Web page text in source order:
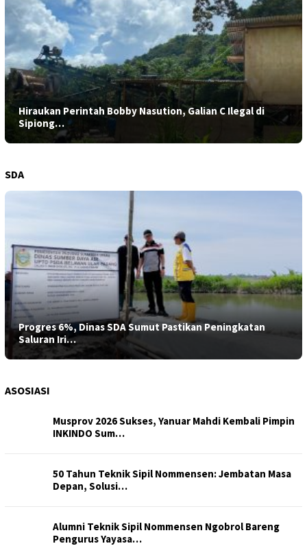
Hiraukan Perintah Bobby Nasution, Galian C Ilegal di
Sipiong…
SDA
Progres 6%, Dinas SDA Sumut Pastikan Peningkatan
Saluran Iri…
ASOSIASI
Musprov 2026 Sukses, Yanuar Mahdi Kembali Pimpin
INKINDO Sum…
50 Tahun Teknik Sipil Nommensen: Jembatan Masa
Depan, Solusi…
Alumni Teknik Sipil Nommensen Ngobrol Bareng
Pengurus Yayasa…